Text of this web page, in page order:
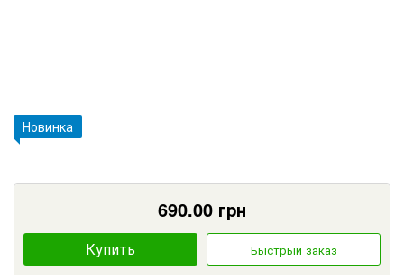
Новинка
690.00 грн
Купить Быстрый заказ